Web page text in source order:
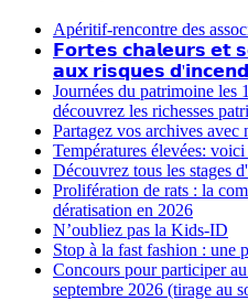
Apéritif-rencontre des
𝗙𝗼𝗿𝘁𝗲𝘀 𝗰𝗵𝗮𝗹𝗲𝘂𝗿𝘀 𝗲𝘁
𝗮𝘂𝘅 𝗿𝗶𝘀𝗾𝘂𝗲𝘀
Journées du patrimoine les
découvrez les richesses
Partagez vos archives avec
Températures élevées:
Découvrez tous les stages
Prolifération de rats : la
dératisation en 2026
N’oubliez pas la Kids-ID
Stop à la fast fashion : une
Concours pour participer
septembre 2026 (tirage au